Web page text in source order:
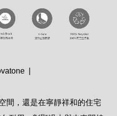
|
間，還是在寧靜祥和的住宅